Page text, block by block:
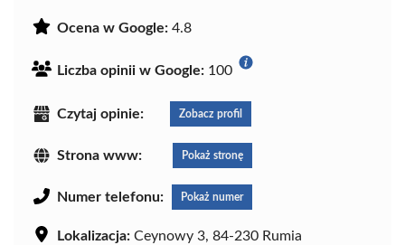
Ocena w Google: 4.8
Liczba opinii w Google: 100
Czytaj opinie: Zobacz profil
Strona www: Pokaż stronę
Numer telefonu: Pokaż numer
Lokalizacja: Ceynowy 3, 84-230 Rumia